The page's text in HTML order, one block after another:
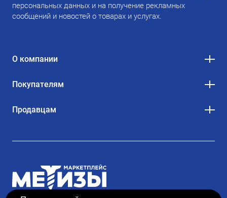
персональных данных и на получение рекламных
сообщений и новостей о товарах и услугах.
О компании
Покупателям
Продавцам